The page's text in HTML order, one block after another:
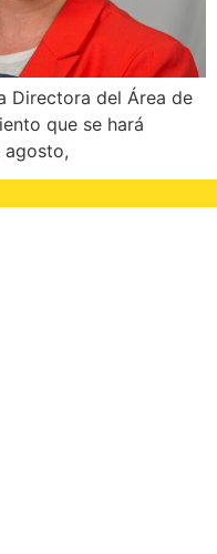
Directora del Área de
que se hará
agosto,